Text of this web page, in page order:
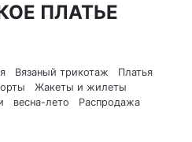
ПЛАТЬЕ
Вязаный трикотаж
Платья
Жакеты и жилеты
весна-лето
Распродажа